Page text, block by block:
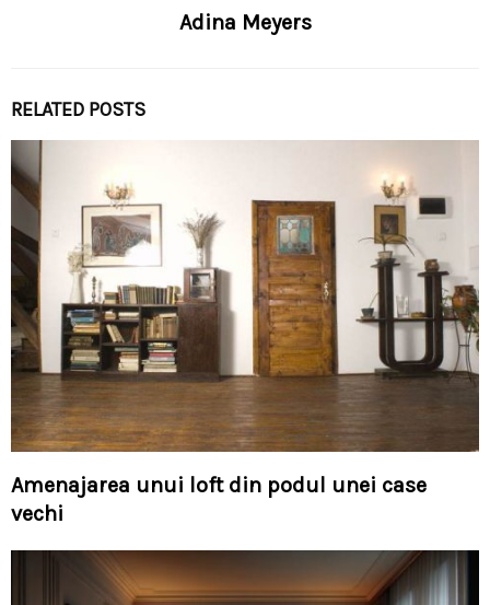
Adina Meyers
RELATED POSTS
Amenajarea unui loft din podul unei case
vechi